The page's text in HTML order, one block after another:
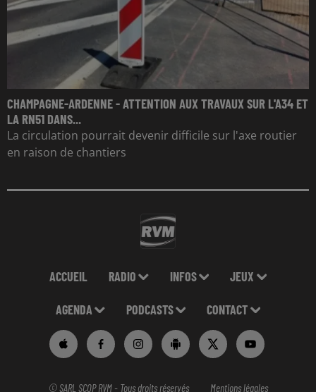
CHAMPAGNE-ARDENNE - ATTENTION AUX TRAVAUX SUR L'A34 ET
LA RN51 DANS...
La circulation pourrait devenir difficile sur l'axe routier
en raison de chantiers
ACCUEIL RADIO INFOS JEUX
AGENDA PODCASTS CONTACT
© SARL SCOP RVM - Tous droits réservés Mentions légales